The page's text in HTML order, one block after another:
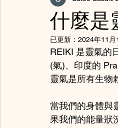
什麼是
已更新： 2024年11月
REIKI 是靈氣的
(氣)、印度的
靈氣是所有生物
當我們的身體與
果我們的能量狀